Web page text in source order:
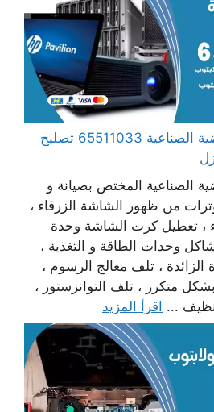
مهندس كمبيوتر العارضية الصناعية 65511033 تصليح
الصناعية المختص بصيانة و
من ظهور الشاشة الزرقاء ،
، تعطيل كرت الشاشة وحدة
وحدات الطاقة و التغذية ،
، تلف معالج الرسوم ،
متكرر ، تلف التوانزستور ،
... اقرأ المزيد